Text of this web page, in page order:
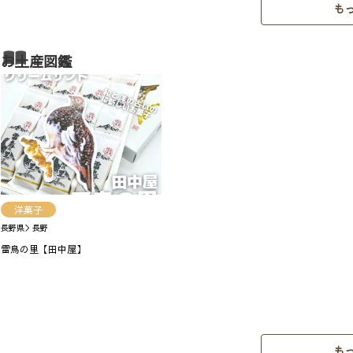
も
お土産図鑑
洋菓子
長野県＞長野
雷鳥の里【田中屋】